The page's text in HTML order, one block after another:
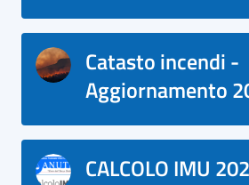
Catasto incendi -
Aggiornamento
CALCOLO IMU